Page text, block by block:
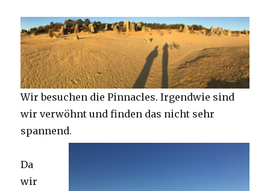
Wir besuchen die Pinnacles. Irgendwie sind
wir verwöhnt und finden das nicht sehr
spannend.
Da
wir